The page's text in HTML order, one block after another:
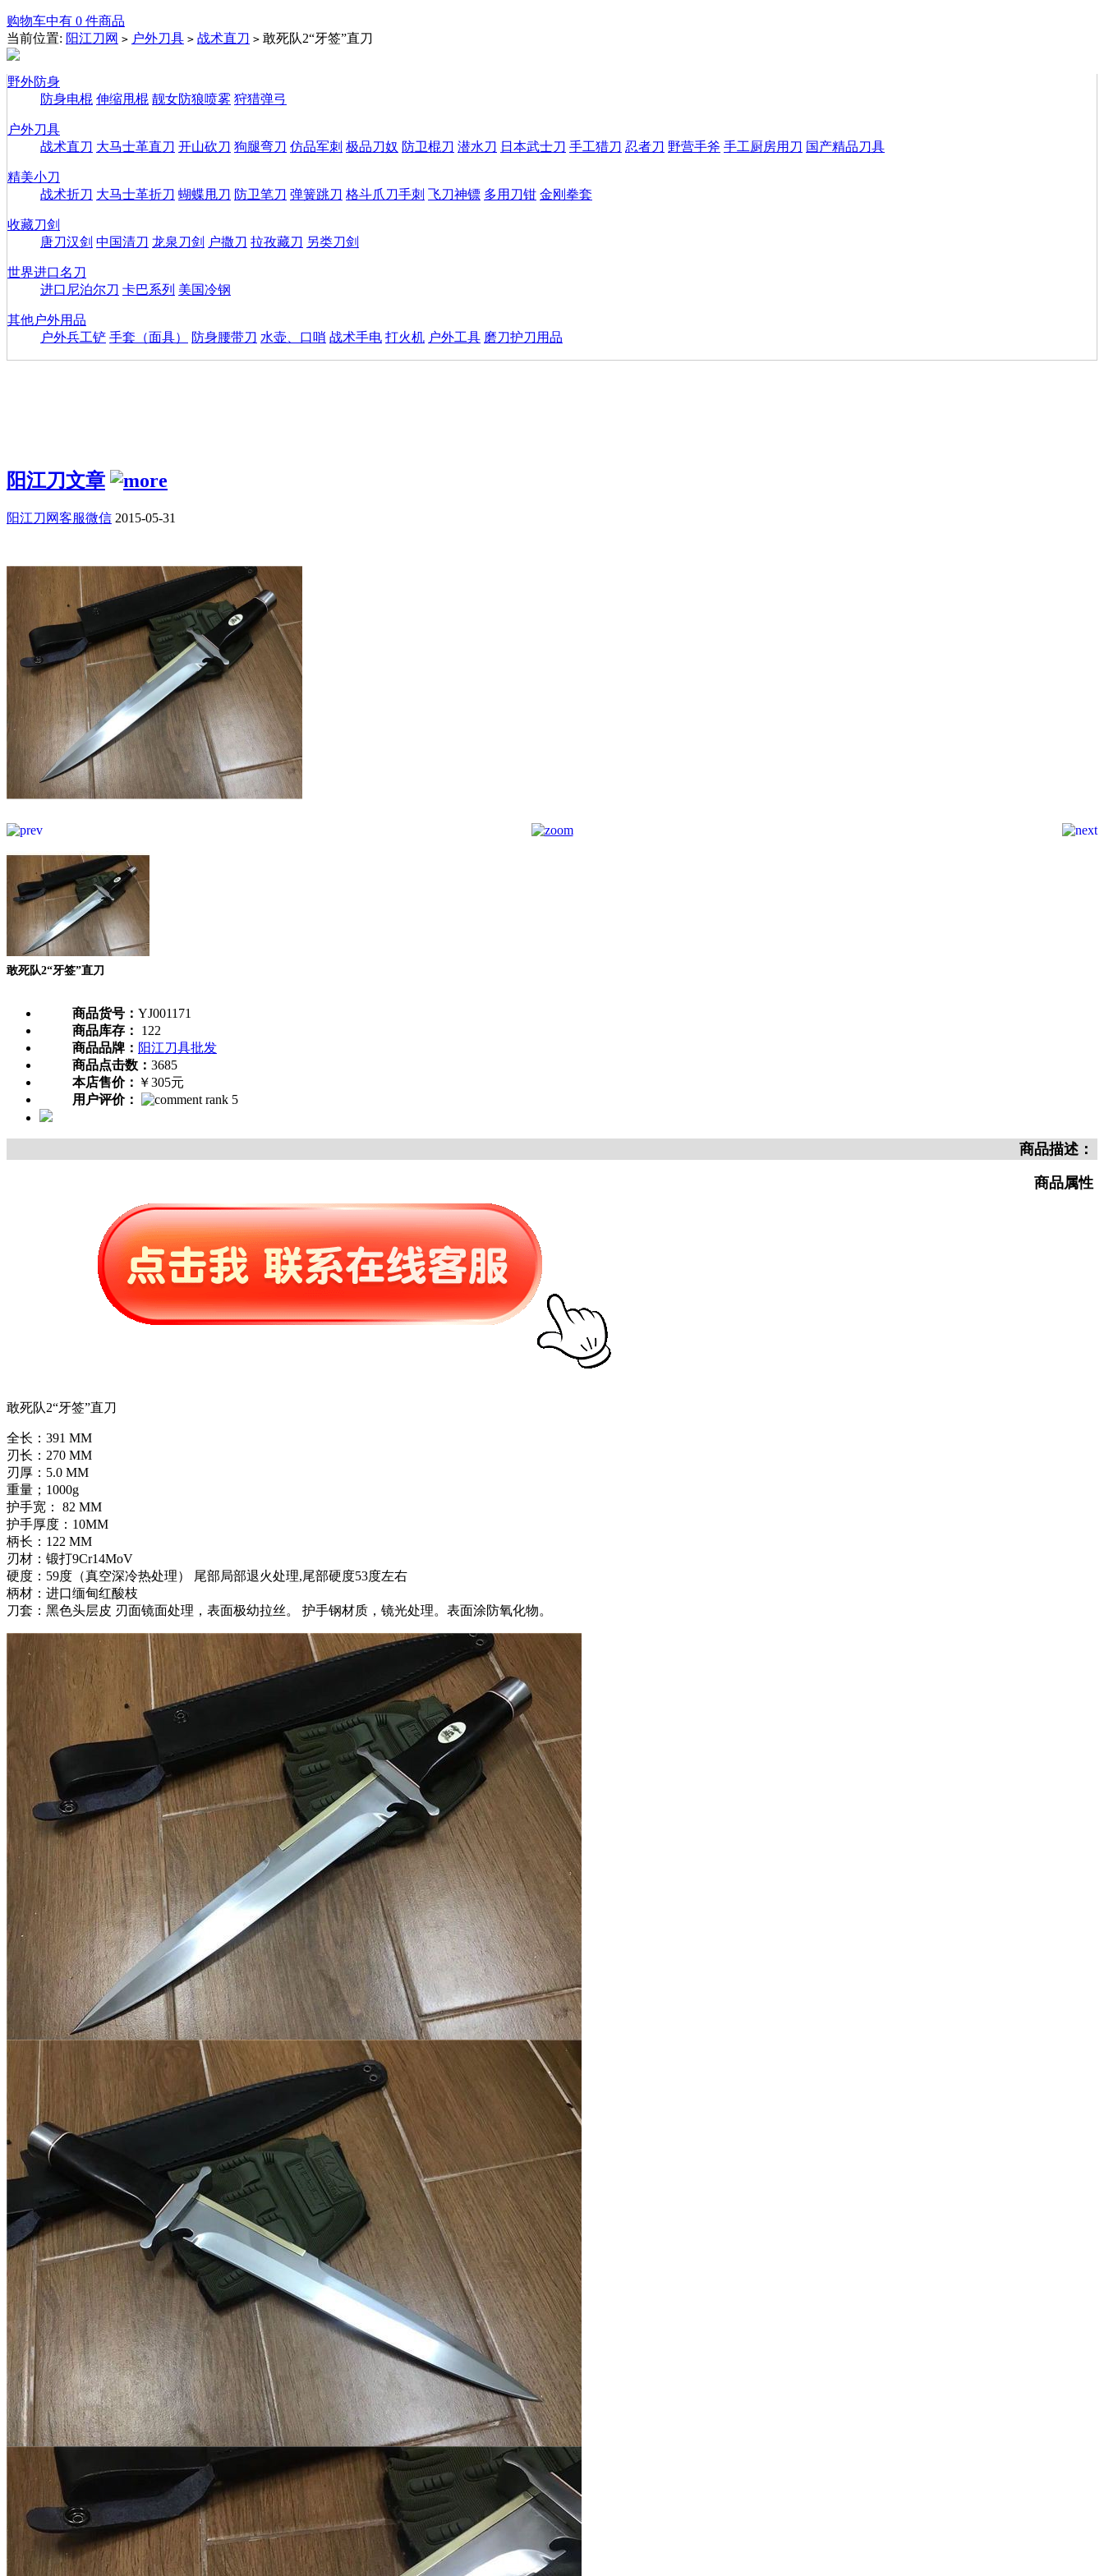
购物车中有 0 件商品
当前位置: 阳江刀网 > 户外刀具 > 战术直刀 > 敢死队2“牙签”直刀
野外防身
防身电棍 伸缩甩棍 靓女防狼喷雾 狩猎弹弓
户外刀具
战术直刀 大马士革直刀 开山砍刀 狗腿弯刀 仿品军刺 极品刀奴 防卫棍刀 潜水刀 日本武士刀 手工猎刀 忍者刀 野营手斧 手工厨房用刀 国产精品刀具
精美小刀
战术折刀 大马士革折刀 蝴蝶甩刀 防卫笔刀 弹簧跳刀 格斗爪刀手刺 飞刀神镖 多用刀钳 金刚拳套
收藏刀剑
唐刀汉剑 中国清刀 龙泉刀剑 户撒刀 拉孜藏刀 另类刀剑
世界进口名刀
进口尼泊尔刀 卡巴系列 美国冷钢
其他户外用品
户外兵工铲 手套（面具） 防身腰带刀 水壶、口哨 战术手电 打火机 户外工具 磨刀护刀用品
阳江刀文章
阳江刀网客服微信 2015-05-31
敢死队2“牙签”直刀
商品货号： YJ001171
商品库存：
122
商品品牌： 阳江刀具批发
商品点击数： 3685
本店售价： ￥305元
用户评价：
商品描述：
商品属性
敢死队2“牙签”直刀
全长：391 MM
刃长：270 MM
刃厚：5.0 MM
重量；1000g
护手宽： 82 MM
护手厚度：10MM
柄长：122 MM
刃材：锻打9Cr14MoV
硬度：59度（真空深冷热处理） 尾部局部退火处理,尾部硬度53度左右
柄材：进口缅甸红酸枝
刀套：黑色头层皮 刃面镜面处理，表面极幼拉丝。 护手钢材质，镜光处理。表面涂防氧化物。